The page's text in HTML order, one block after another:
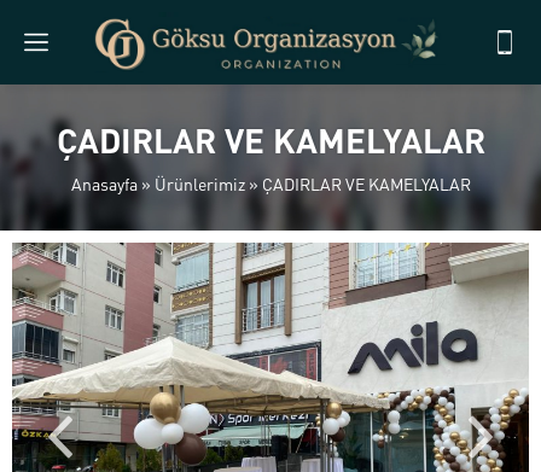
ÇADIRLAR VE KAMELYALAR
Anasayfa» Ürünlerimiz» ÇADIRLAR VE KAMELYALAR